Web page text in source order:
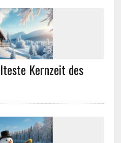
Kernzeit des